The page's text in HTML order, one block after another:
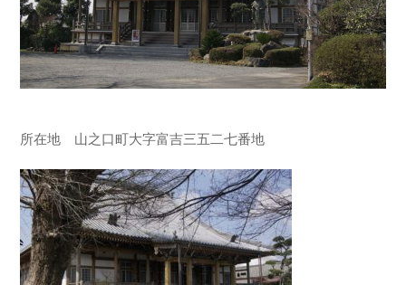
所在地 山之口町大字富吉三五二七番地